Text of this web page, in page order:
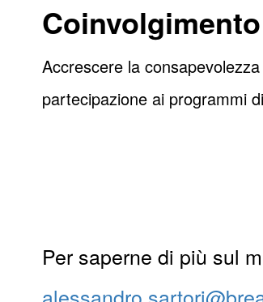
Accrescere la
partecipazione ai programmi
Per saperne di più sul